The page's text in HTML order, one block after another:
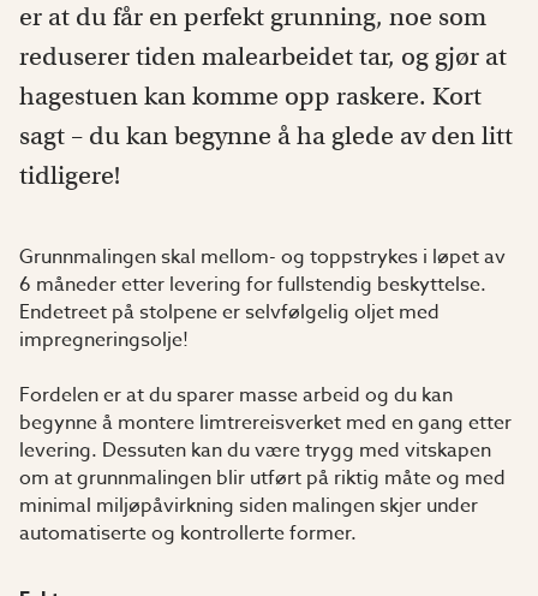
er at du får en perfekt grunning, noe som
reduserer tiden malearbeidet tar, og gjør at
hagestuen kan komme opp raskere. Kort
sagt – du kan begynne å ha glede av den litt
tidligere!
Grunnmalingen skal mellom- og toppstrykes i løpet av
6 måneder etter levering for fullstendig beskyttelse.
Endetreet på stolpene er selvfølgelig oljet med
impregneringsolje!
Fordelen er at du sparer masse arbeid og du kan
begynne å montere limtrereisverket med en gang etter
levering. Dessuten kan du være trygg med vitskapen
om at grunnmalingen blir utført på riktig måte og med
minimal miljøpåvirkning siden malingen skjer under
automatiserte og kontrollerte former.